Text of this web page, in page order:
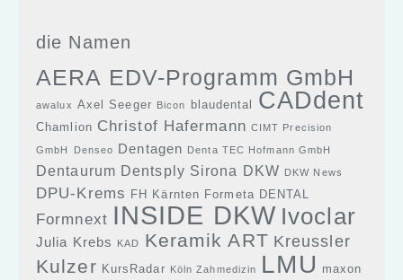
die Namen
AERA EDV-Programm GmbH
awalux Axel Seeger Bicon blaudental CADdent
Chamlion Christof Hafermann CIMT Precision
GmbH Denseo Dentagen Denta TEC Hofmann GmbH
Dentaurum Dentsply Sirona DKW DKW News
DPU-Krems FH Kärnten Formeta DENTAL
Formnext INSIDE DKW Ivoclar
Julia Krebs KAD Keramik ART Kreussler
Kulzer KursRadar Köln Zahmedizin LMU maxon